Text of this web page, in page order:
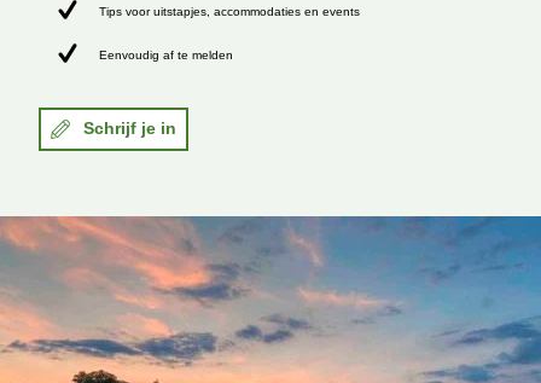
Tips voor uitstapjes, accommodaties en events
Eenvoudig af te melden
Schrijf je in